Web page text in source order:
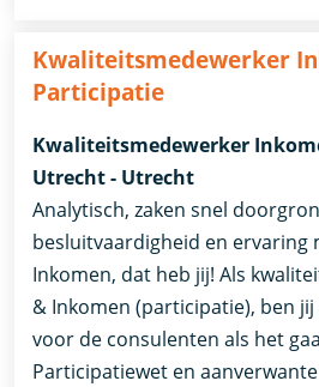
Kwaliteitsmedewerker
Participatie
Kwaliteitsmedewerker
Utrecht - Utrecht
Analytisch, zaken snel
besluitvaardigheid en ervaring
Inkomen, dat heb jij! Als
& Inkomen (participatie), ben
voor de consulenten als het
Participatiewet en